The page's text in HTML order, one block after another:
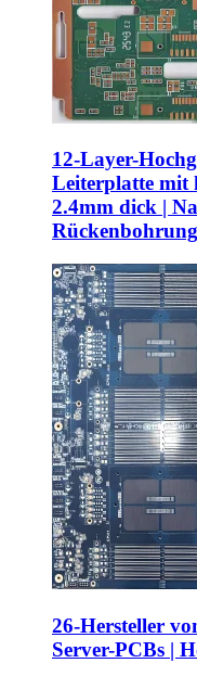
12-Layer-
Leiterplatte mit
2.4mm dick |
26-Hersteller
Server-PCBs |